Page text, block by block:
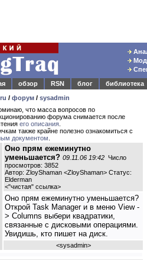
обзор RSN блог
библиотека
/ форум / sysadmin
что масса вопросов по
форума снимается после
его описания
также крайне полезно ознакомиться с
документом
Оно прям ежеминутно
уменьшается? 09.11.06 19:42 Число
просмотров: 3852
Автор: ZloyShaman <ZloyShaman> Статус:
Elderman
<"чистая" ссылка>
Оно прям ежеминутно уменьшается?
Открой Task Manager и в меню View -
> Columns выбери квадратики,
связанные с дисковыми операциями.
Увидишь, кто пишет на диск.
<sysadmin>